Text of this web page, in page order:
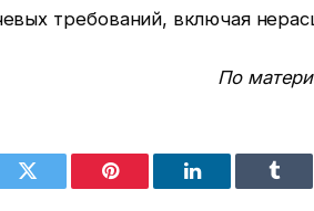
требований, включая
По
Twitter Pinterest LinkedIn